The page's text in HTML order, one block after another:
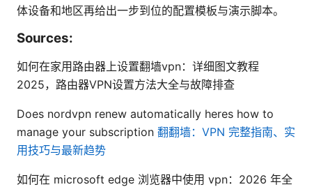
体设备和地区再给出一步到位的配置模板与演示脚本。
Sources:
如何在家用路由器上设置翻墙vpn：详细图文教程
2025，路由器VPN设置方法大全与故障排查
Does nordvpn renew automatically heres how to
manage your subscription 翻翻墙：VPN 完整指南、实
用技巧与最新趋势
如何在 microsoft edge 浏览器中使用 vpn：2026 年全